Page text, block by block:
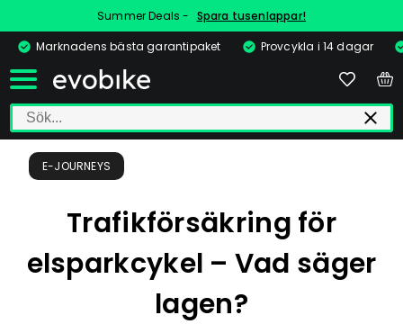
Summer Deals - Spara tusenlappar!
Marknadens bästa garantipaket
Provcykla i 14 dagar
E-JOURNEYS
Trafikförsäkring för
elsparkcykel – Vad säger
lagen?